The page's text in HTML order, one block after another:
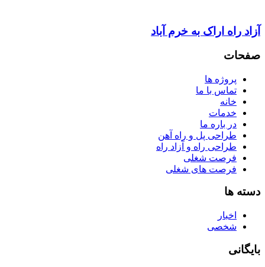
آزاد راه اراک به خرم آباد
صفحات
پروژه ها
تماس با ما
خانه
خدمات
در باره ما
طراحی پل و راه آهن
طراحی راه و آزاد راه
فرصت شغلی
فرصت های شغلی
دسته ها
اخبار
شخصی
بایگانی